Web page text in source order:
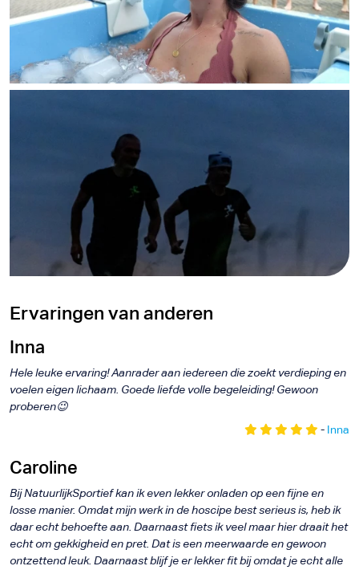
Ervaringen van anderen
Inna
Hele leuke ervaring! Aanrader aan iedereen die zoekt verdieping en
voelen eigen lichaam. Goede liefde volle begeleiding! Gewoon
proberen😉
- Inna
Caroline
Bij NatuurlijkSportief kan ik even lekker onladen op een fijne en
losse manier. Omdat mijn werk in de hoscipe best serieus is, heb ik
daar echt behoefte aan. Daarnaast fiets ik veel maar hier draait het
echt om gekkigheid en pret. Dat is een meerwaarde en gewoon
ontzettend leuk. Daarnaast blijf je er lekker fit bij omdat je echt alle